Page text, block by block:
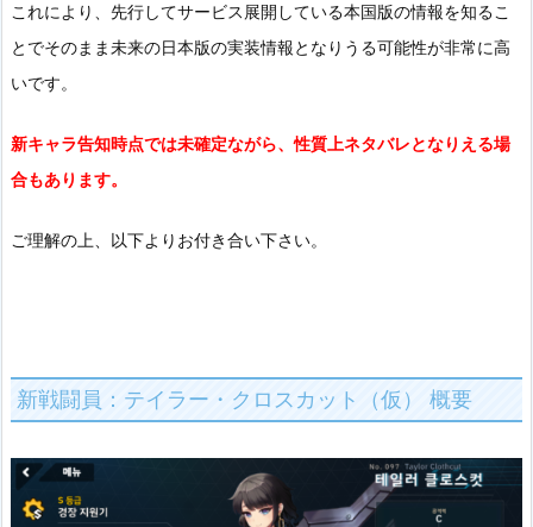
これにより、先行してサービス展開している本国版の情報を知るこ
とでそのまま未来の日本版の実装情報となりうる可能性が非常に高
いです。
新キャラ告知時点では未確定ながら、性質上ネタバレとなりえる場
合もあります。
ご理解の上、以下よりお付き合い下さい。
新戦闘員：テイラー・クロスカット（仮） 概要